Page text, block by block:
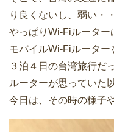
り良くないし、弱い・
やっぱりWi-Fiルータ
モバイルWi-Fiルーター
３泊４日の台湾旅行だ
ルーターが思っていた
今日は、その時の様子